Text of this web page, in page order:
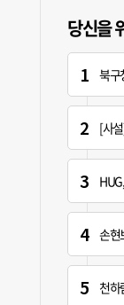
당신을
북구
[사설]
손현
천하